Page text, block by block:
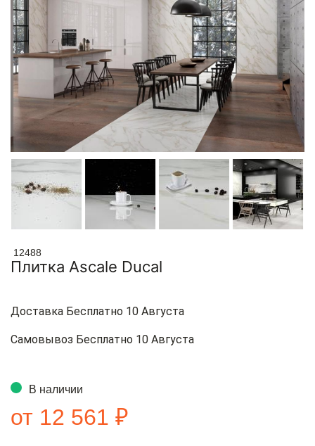
12488
Плитка Ascale Ducal
Доставка Бесплатно 10 Августа
Самовывоз Бесплатно 10 Августа
В наличии
от 12 561 ₽